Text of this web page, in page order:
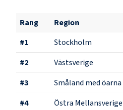
Rang Region
#1 Stockholm
#2 Västsverige
#3 Småland med öarna
#4 Östra Mellansverige